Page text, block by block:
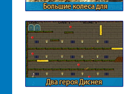
Большие колеса для
Два героя Диснея